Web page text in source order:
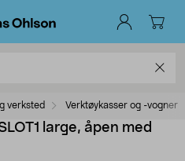
verksted Verktøykasser og -vogner
large, åpen med